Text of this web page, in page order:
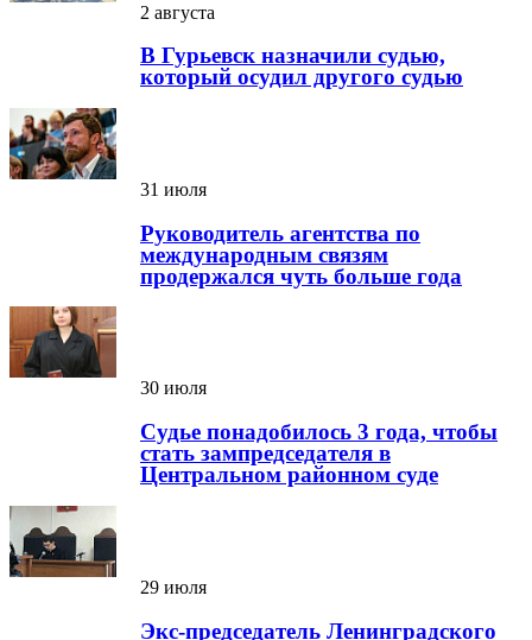
2 августа
В Гурьевск назначили судью,
который осудил другого судью
31 июля
Руководитель агентства по
международным связям
продержался чуть больше года
30 июля
Судье понадобилось 3 года, чтобы
стать зампредседателя в
Центральном районном суде
29 июля
Экс-председатель Ленинградского